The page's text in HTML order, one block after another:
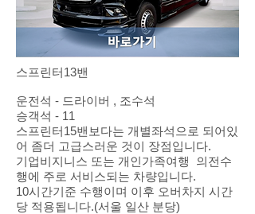
스프린터13밴
운전석 - 드라이버 , 조수석
승객석 - 11
​스프린터15밴보다는 개별좌석으로 되어있
어 좀더 고급스러운 것이 장점입니다.
기업비지니스 또는 개인가족여행 의전수
행에 주로 서비스되는 차량입니다.
10시간기준 수행이며 이후 오버차지 시간
당 적용됩니다.(서울 일산 분당)